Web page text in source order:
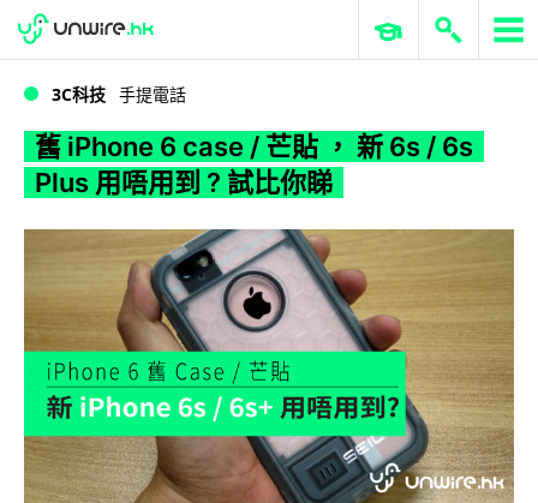
WWDC 2026 ERP 與商業 AI
3C科技 手提電話
舊 iPhone 6 case / 芒貼 ， 新 6s / 6s
Plus 用唔用到 ? 試比你睇